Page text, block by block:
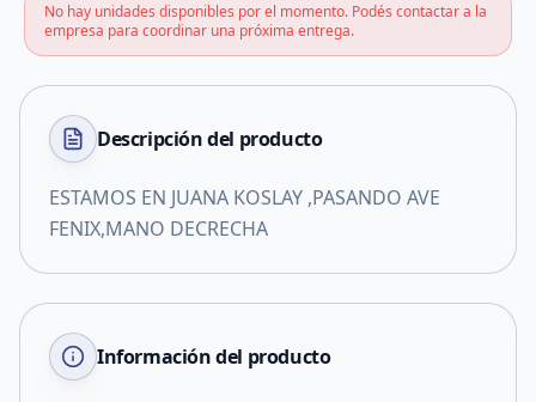
No hay unidades disponibles por el momento. Podés contactar a la
empresa para coordinar una próxima entrega.
Descripción del producto
ESTAMOS EN JUANA KOSLAY ,PASANDO AVE
FENIX,MANO DECRECHA
Información del producto